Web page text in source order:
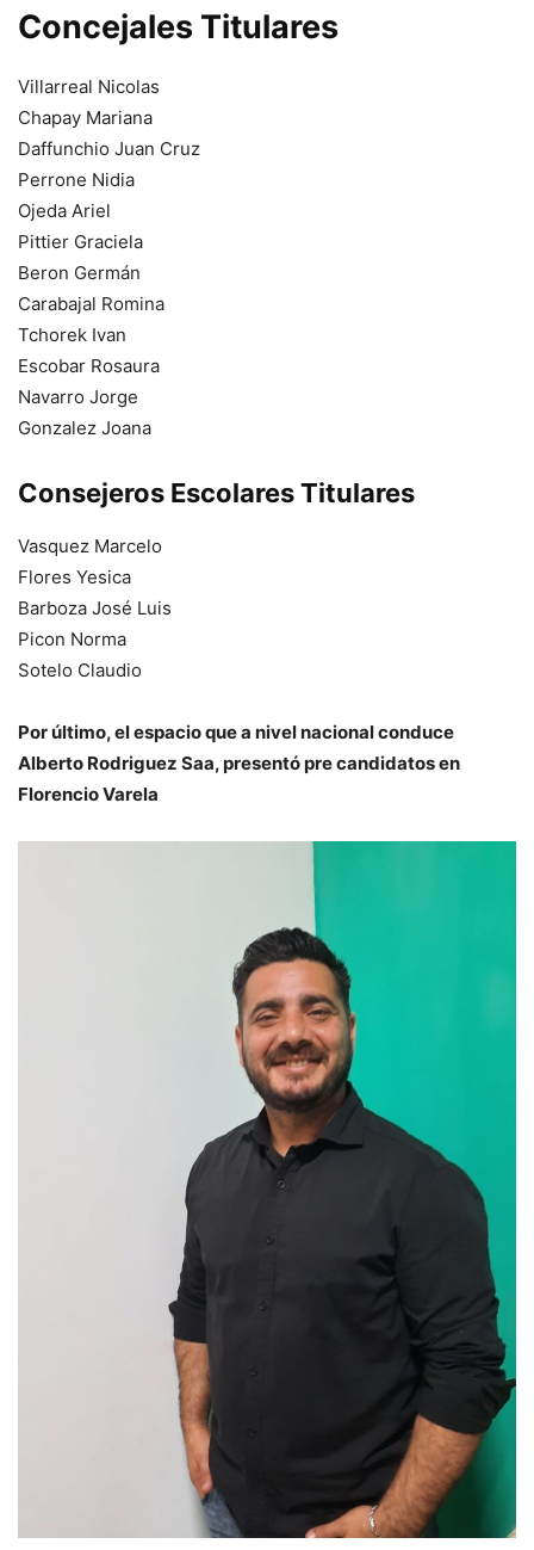
Concejales Titulares
Villarreal Nicolas
Chapay Mariana
Daffunchio Juan Cruz
Perrone Nidia
Ojeda Ariel
Pittier Graciela
Beron Germán
Carabajal Romina
Tchorek Ivan
Escobar Rosaura
Navarro Jorge
Gonzalez Joana
Consejeros Escolares Titulares
Vasquez Marcelo
Flores Yesica
Barboza José Luis
Picon Norma
Sotelo Claudio
Por último, el espacio que a nivel nacional conduce
Alberto Rodriguez Saa, presentó pre candidatos en
Florencio Varela